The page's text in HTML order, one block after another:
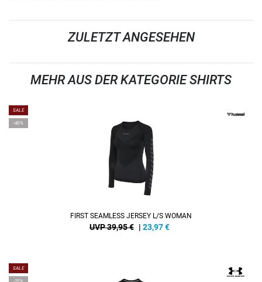
ZULETZT ANGESEHEN
MEHR AUS DER KATEGORIE SHIRTS
SALE
-40%
FIRST SEAMLESS JERSEY L/S WOMAN
UVP 39,95 € | 23,97€
SALE
-25%